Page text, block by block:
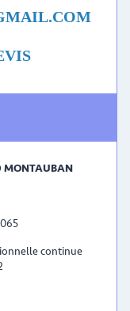
MONTAUBAN
continue